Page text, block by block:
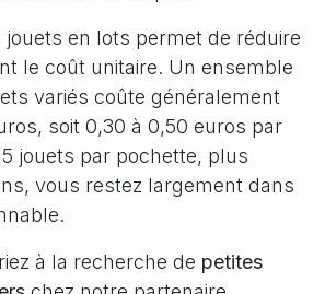
jouets en lots permet de réduire
le coût unitaire. Un ensemble
variés coûte généralement
soit 0,30 à 0,50 euros par
jouets par pochette, plus
vous restez largement dans
à la recherche de petites